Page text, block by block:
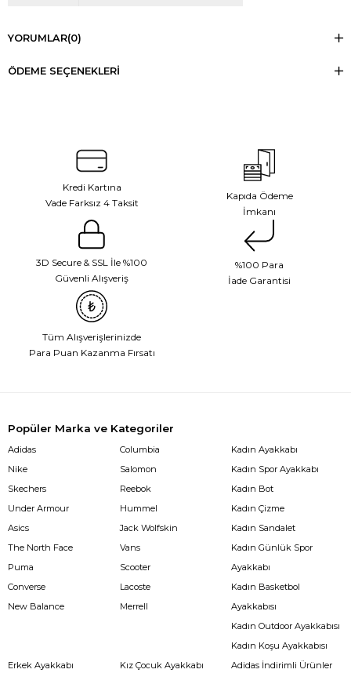
YORUMLAR(0)
ÖDEME SEÇENEKLERI
Kredi Kartına
Vade Farksız 4 Taksit
Kapıda Ödeme
İmkanı
3D Secure & SSL İle %100
Güvenli Alışveriş
%100 Para
İade Garantisi
Tüm Alışverişlerinizde
Para Puan Kazanma Fırsatı
Popüler Marka ve Kategoriler
Adidas
Nike
Skechers
Under Armour
Asics
The North Face
Puma
Converse
New Balance
Columbia
Salomon
Reebok
Hummel
Jack Wolfskin
Vans
Scooter
Lacoste
Merrell
Kadın Ayakkabı
Kadın Spor Ayakkabı
Kadın Bot
Kadın Çizme
Kadın Sandalet
Kadın Günlük Spor
Ayakkabı
Kadın Basketbol
Ayakkabısı
Kadın Outdoor Ayakkabısı
Kadın Koşu Ayakkabısı
Erkek Ayakkabı
Kız Çocuk Ayakkabı
Adidas İndirimli Ürünler